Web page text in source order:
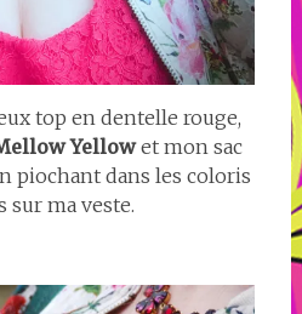
top en dentelle rouge,
Yellowet mon sac
piochant dans les coloris
sur ma veste.